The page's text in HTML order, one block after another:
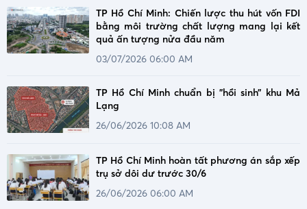
TP Hồ Chí Minh: Chiến lược thu hút vốn FDI
bằng môi trường chất lượng mang lại kết
quả ấn tượng nửa đầu năm
03/07/2026 06:00 AM
TP Hồ Chí Minh chuẩn bị "hồi sinh” khu Mả
Lạng
26/06/2026 10:08 AM
TP Hồ Chí Minh hoàn tất phương án sắp xếp
trụ sở dôi dư trước 30/6
26/06/2026 06:00 AM